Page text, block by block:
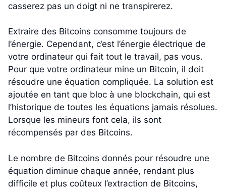
casserez pas un doigt ni ne transpirerez.
Extraire des Bitcoins consomme toujours de
l’énergie. Cependant, c’est l’énergie électrique de
votre ordinateur qui fait tout le travail, pas vous.
Pour que votre ordinateur mine un Bitcoin, il doit
résoudre une équation compliquée. La solution est
ajoutée en tant que bloc à une blockchain, qui est
l’historique de toutes les équations jamais résolues.
Lorsque les mineurs font cela, ils sont
récompensés par des Bitcoins.
Le nombre de Bitcoins donnés pour résoudre une
équation diminue chaque année, rendant plus
difficile et plus coûteux l’extraction de Bitcoins,